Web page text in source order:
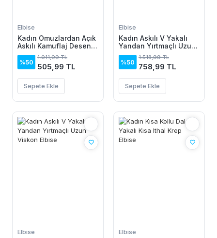
Elbise
Kadın Omuzlardan Açık
Askılı Kamuflaj Desenli
Kısa Süprem Elbise
%50
1.011,99 TL
505,99 TL
Sepete Ekle
Elbise
Kadın Askılı V Yakalı
Yandan Yırtmaçlı Uzun
Viskon Elbise
%50
1.518,99 TL
758,99 TL
Sepete Ekle
Elbise Elbise